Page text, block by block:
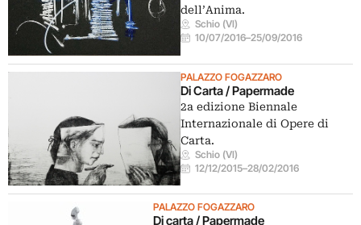
dell’Anima.
Schio (VI)
10/07/2016–25/09/2016
PALAZZO FOGAZZARO
Di Carta / Papermade
2a edizione Biennale
Internazionale di Opere di
Carta.
Schio (VI)
12/12/2015–28/02/2016
PALAZZO FOGAZZARO
Di carta / Papermade